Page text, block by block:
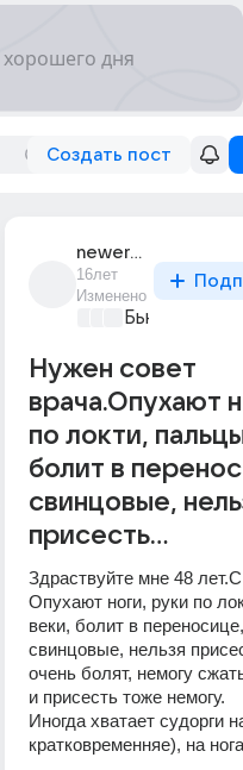
Создать пост
newerdreamer
16лет
Изменено
Бьютилэнд
Нужен совет
врача.Опухают
по локти,
болит в
свинцовые,
присесть...
Здраствуйте мне 48
Опухают ноги, руки по
веки, болит в
свинцовые, нельзя
очень болят, немогу
и присесть тоже немогу.
Иногда хватает судорги
кратковременняе), на